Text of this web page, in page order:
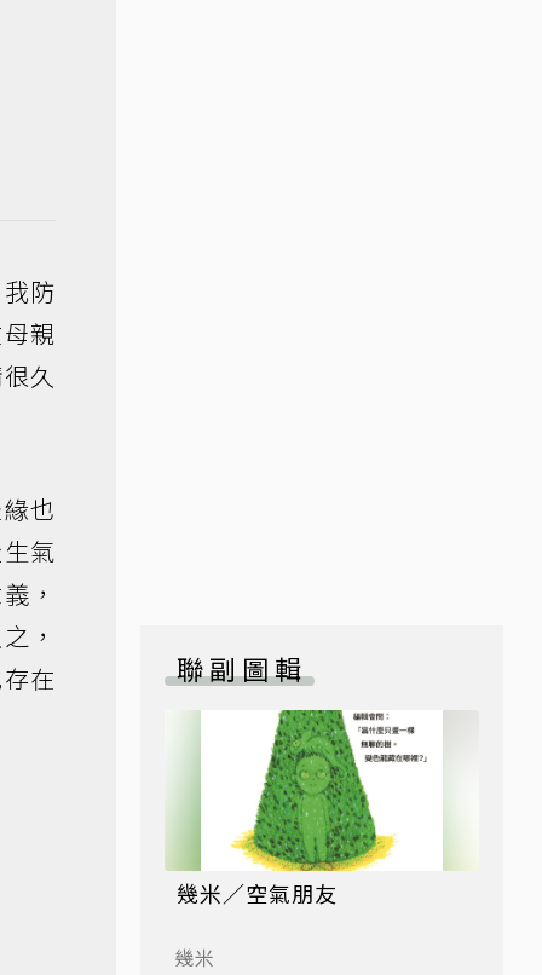
防
親
久
也
氣
，
，
在
聯副圖輯
幾米／空氣朋友
幾米